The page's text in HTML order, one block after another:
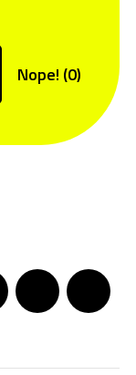
Nope! (0)